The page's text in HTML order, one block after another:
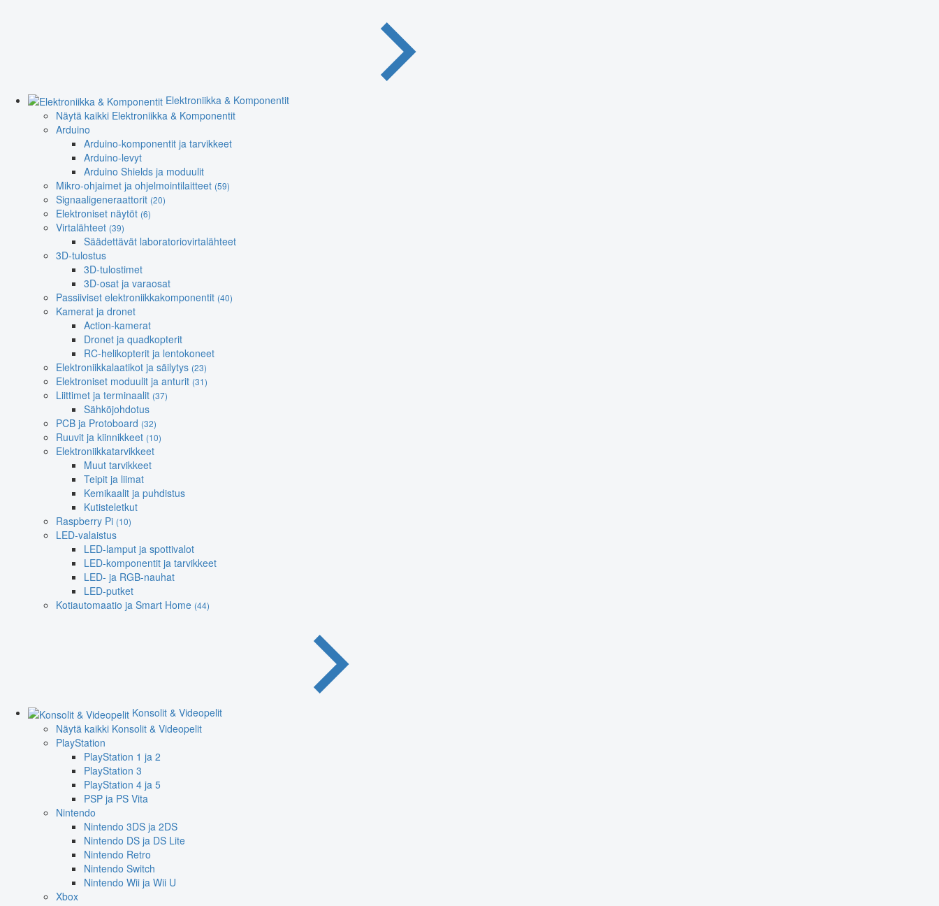
Elektroniikka & Komponentit
Näytä kaikki Elektroniikka & Komponentit
Arduino
Arduino-komponentit ja tarvikkeet
Arduino-levyt
Arduino Shields ja moduulit
Mikro-ohjaimet ja ohjelmointilaitteet (59)
Signaaligeneraattorit (20)
Elektroniset näytöt (6)
Virtalähteet (39)
Säädettävät laboratoriovirtalähteet
3D-tulostus
3D-tulostimet
3D-osat ja varaosat
Passiiviset elektroniikkakomponentit (40)
Kamerat ja dronet
Action-kamerat
Dronet ja quadkopterit
RC-helikopterit ja lentokoneet
Elektroniikkalaatikot ja säilytys (23)
Elektroniset moduulit ja anturit (31)
Liittimet ja terminaalit (37)
Sähköjohdotus
PCB ja Protoboard (32)
Ruuvit ja kiinnikkeet (10)
Elektroniikkatarvikkeet
Muut tarvikkeet
Teipit ja liimat
Kemikaalit ja puhdistus
Kutisteletkut
Raspberry Pi (10)
LED-valaistus
LED-lamput ja spottivalot
LED-komponentit ja tarvikkeet
LED- ja RGB-nauhat
LED-putket
Kotiautomaatio ja Smart Home (44)
Konsolit & Videopelit
Näytä kaikki Konsolit & Videopelit
PlayStation
PlayStation 1 ja 2
PlayStation 3
PlayStation 4 ja 5
PSP ja PS Vita
Nintendo
Nintendo 3DS ja 2DS
Nintendo DS ja DS Lite
Nintendo Retro
Nintendo Switch
Nintendo Wii ja Wii U
Xbox